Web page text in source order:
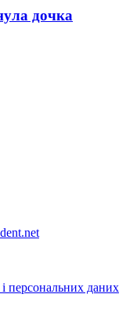
дочка
і персональних даних